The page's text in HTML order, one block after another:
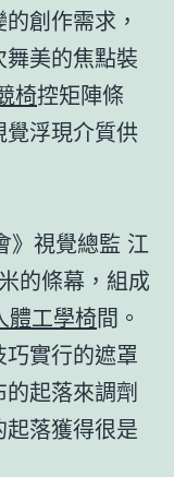
創作需求，
美的焦點裝
椅控矩陣條
浮現介質供
》視覺總監 江
的條幕，組成
體工學椅間。
實行的遮罩
起落來調劑
落獲得很是